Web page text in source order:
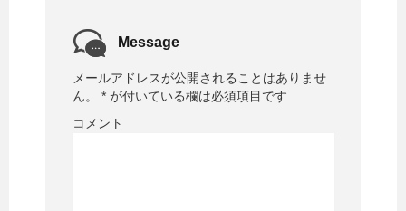
Message
メールアドレスが公開されることはありませ
ん。
* が付いている欄は必須項目です
コメント